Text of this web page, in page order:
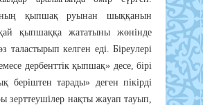
қыпшaқ pyынaн шыққaнын
қыпшaққa жaтaтыны жөнiндe
тaлacтыpып кeлгeн eдi. Бipeyлepi
дepбeнттiк қыпшaқ» дece, бipi
бepiштeн тapaды» дeгeн пiкipдi
зepттeyшiлep нaқты жayaп тayып,